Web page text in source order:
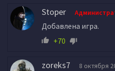
Stoper
Добавлена игра.
+70
zoreks7 8 октября